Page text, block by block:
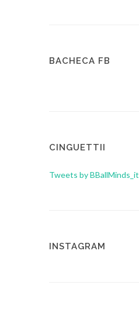
BACHECA FB
CINGUETTII
Tweets by BBallMinds_it
INSTAGRAM